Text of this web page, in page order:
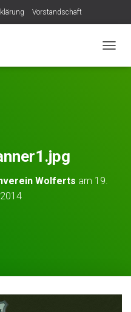
Vorstandschaft
Wolferts am 19.